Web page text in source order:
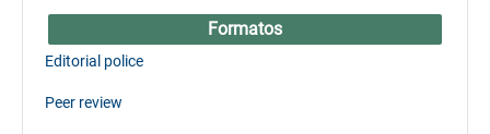
Formatos
Editorial police
Peer review